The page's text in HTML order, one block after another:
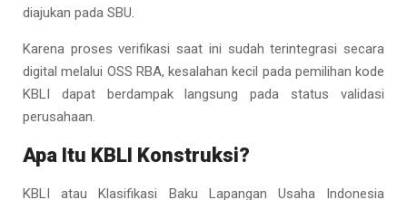
diajukan pada SBU.
Karena proses verifikasi saat ini sudah terintegrasi secara
digital melalui OSS RBA, kesalahan kecil pada pemilihan kode
KBLI dapat berdampak langsung pada status validasi
perusahaan.
Apa Itu KBLI Konstruksi?
KBLI atau Klasifikasi Baku Lapangan Usaha Indonesia